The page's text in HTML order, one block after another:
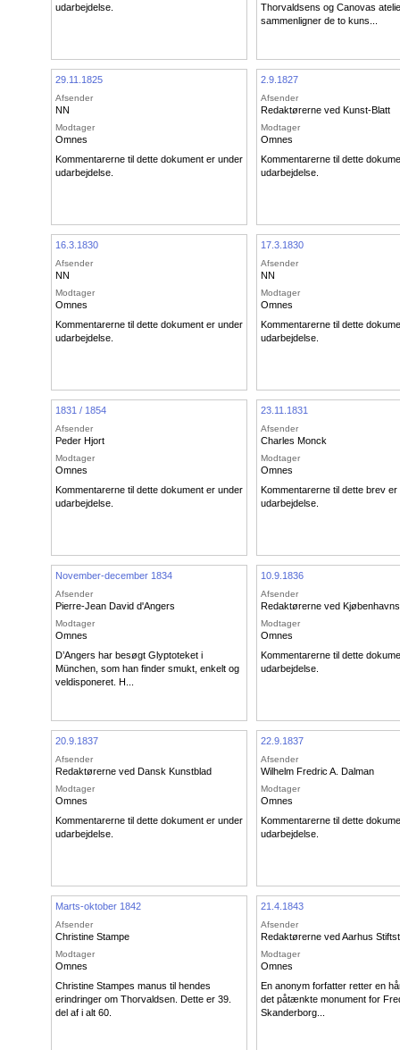
udarbejdelse.
Thorvaldsens og Canovas
sammenligner de to kuns...
29.11.1825
Afsender
NN
Modtager
Omnes
Kommentarerne til dette dokument er under
udarbejdelse.
2.9.1827
Afsender
Redaktørerne ved Kunst-Blatt
Modtager
Omnes
Kommentarerne til dette
udarbejdelse.
16.3.1830
Afsender
NN
Modtager
Omnes
Kommentarerne til dette dokument er under
udarbejdelse.
17.3.1830
Afsender
NN
Modtager
Omnes
Kommentarerne til dette
udarbejdelse.
1831 / 1854
Afsender
Peder Hjort
Modtager
Omnes
Kommentarerne til dette dokument er under
udarbejdelse.
23.11.1831
Afsender
Charles Monck
Modtager
Omnes
Kommentarerne til dette brev er
udarbejdelse.
November-december 1834
Afsender
Pierre-Jean David d'Angers
Modtager
Omnes
D’Angers har besøgt Glyptoteket i
München, som han finder smukt, enkelt og
veldisponeret. H...
10.9.1836
Afsender
Redaktørerne ved
Modtager
Omnes
Kommentarerne til dette
udarbejdelse.
20.9.1837
Afsender
Redaktørerne ved Dansk Kunstblad
Modtager
Omnes
Kommentarerne til dette dokument er under
udarbejdelse.
22.9.1837
Afsender
Wilhelm Fredric A. Dalman
Modtager
Omnes
Kommentarerne til dette
udarbejdelse.
Marts-oktober 1842
Afsender
Christine Stampe
Modtager
Omnes
Christine Stampes manus til hendes
erindringer om Thorvaldsen. Dette er 39.
del af i alt 60.
21.4.1843
Afsender
Redaktørerne ved Aarhus
Modtager
Omnes
En anonym forfatter retter en
det påtænkte monument for
Skanderborg...